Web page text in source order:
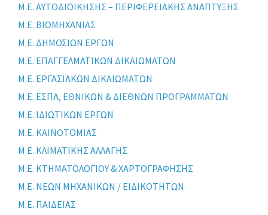
Μ.Ε. ΑΥΤΟΔΙΟΙΚΗΣΗΣ – ΠΕΡΙΦΕΡΕΙΑΚΗΣ ΑΝΑΠΤΥΞΗΣ
Μ.Ε. ΒΙΟΜΗΧΑΝΙΑΣ
Μ.Ε. ΔΗΜΟΣΙΩΝ ΕΡΓΩΝ
Μ.Ε. ΕΠΑΓΓΕΛΜΑΤΙΚΩΝ ΔΙΚΑΙΩΜΑΤΩΝ
Μ.Ε. ΕΡΓΑΣΙΑΚΩΝ ΔΙΚΑΙΩΜΑΤΩΝ
Μ.Ε. ΕΣΠΑ, ΕΘΝΙΚΩΝ & ΔΙΕΘΝΩΝ ΠΡΟΓΡΑΜΜΑΤΩΝ
Μ.Ε. ΙΔΙΩΤΙΚΩΝ ΕΡΓΩΝ
Μ.Ε. ΚΑΙΝΟΤΟΜΙΑΣ
Μ.Ε. ΚΛΙΜΑΤΙΚΗΣ ΑΛΛΑΓΗΣ
Μ.Ε. ΚΤΗΜΑΤΟΛΟΓΙΟΥ & ΧΑΡΤΟΓΡΑΦΗΣΗΣ
Μ.Ε. ΝΕΩΝ ΜΗΧΑΝΙΚΩΝ / ΕΙΔΙΚΟΤΗΤΩΝ
Μ.Ε. ΠΑΙΔΕΙΑΣ